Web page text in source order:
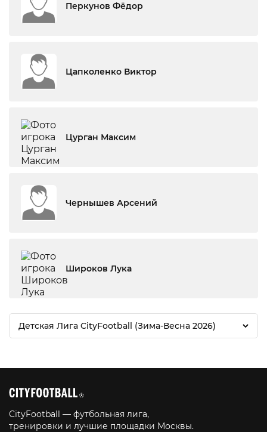
Перкунов Фёдор
Цапколенко Виктор
Цурган Максим
Чернышев Арсений
Широков Лука
Детская Лига CityFootball (Зима-Весна 2026)
CityFootball — футбольная лига,
тренировки и лучшие площадки Москвы.